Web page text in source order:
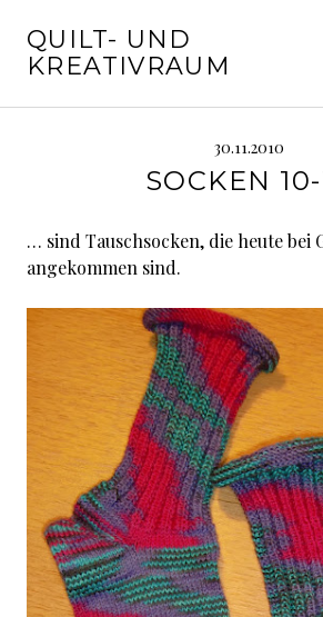
zum
Inhalt
QUILT- UND
KREATIVRAUM
30.11.2010
SOCKEN
… sind Tauschsocken, die heute bei
angekommen sind.